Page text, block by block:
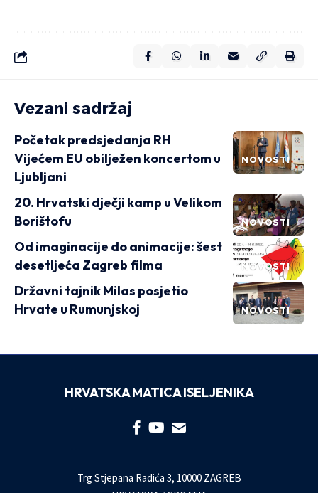
Vezani sadržaj
NOVOSTI
Početak predsjedanja RH
Vijećem EU obilježen koncertom u
Ljubljani
NOVOSTI
20. Hrvatski dječji kamp u Velikom
Borištofu
NOVOSTI
Od imaginacije do animacije: šest
desetljeća Zagreb filma
NOVOSTI
Državni tajnik Milas posjetio
Hrvate u Rumunjskoj
HRVATSKA MATICA ISELJENIKA
Trg Stjepana Radića 3, 10000 ZAGREB